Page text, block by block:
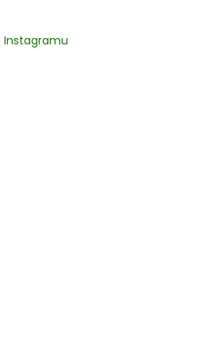
Instagramu